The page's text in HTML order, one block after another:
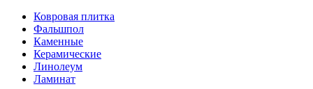
Ковровая плитка
Фальшпол
Каменные
Керамические
Линолеум
Ламинат